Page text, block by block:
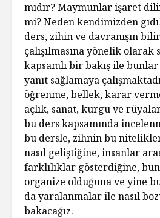
mıdır? Maymunlar işaret
mi? Neden kendimizden
ders, zihin ve davranışın
çalışılmasına yönelik olarak
kapsamlı bir bakış ile
yanıt sağlamaya
öğrenme, bellek, karar
açlık, sanat, kurgu ve
bu ders kapsamında
bu dersle, zihnin bu
nasıl geliştiğine, insanlar
farklılıklar gösterdiğine,
organize olduğuna ve yine
da yaralanmalar ile nasıl
bakacağız.